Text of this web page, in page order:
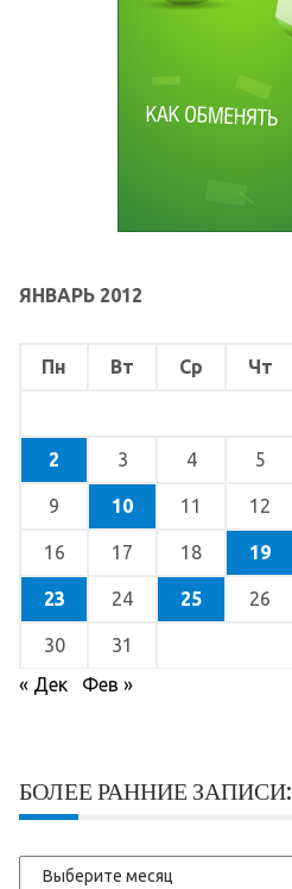
ЯНВАРЬ 2012
Пн Вт Ср Чт
2 3 4 5
9 10 11 12
16 17 18 19
23 24 25 26
30
31
« Дек
Фев »
БОЛЕЕ РАННИЕ ЗАПИСИ:
Более